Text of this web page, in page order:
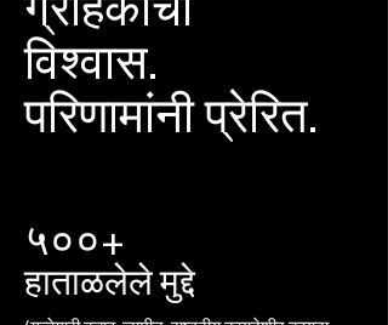
ग्राहकांचा
विश्वास.
परिणामांनी प्रेरित.
५००+
हाताळलेले मुद्दे